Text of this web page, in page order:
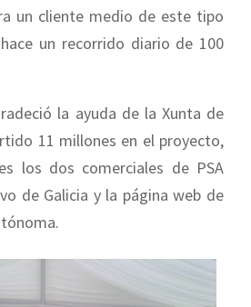
un cliente medio de este tipo
un recorrido diario de 100
la ayuda de la Xunta de
11 millones en el proyecto,
los dos comerciales de PSA
de Galicia y la página web de